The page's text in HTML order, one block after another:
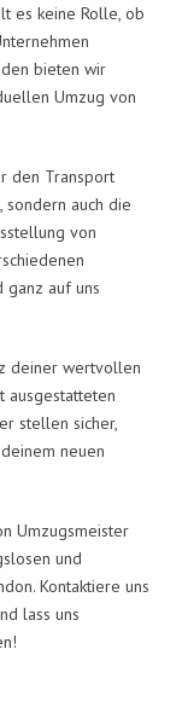
es keine Rolle, ob
bieten wir
Umzug von
den Transport
auch die
von
ganz auf uns
deiner wertvollen
ausgestatteten
stellen sicher,
neuen
Umzugsmeister
und
Kontaktiere uns
lass uns